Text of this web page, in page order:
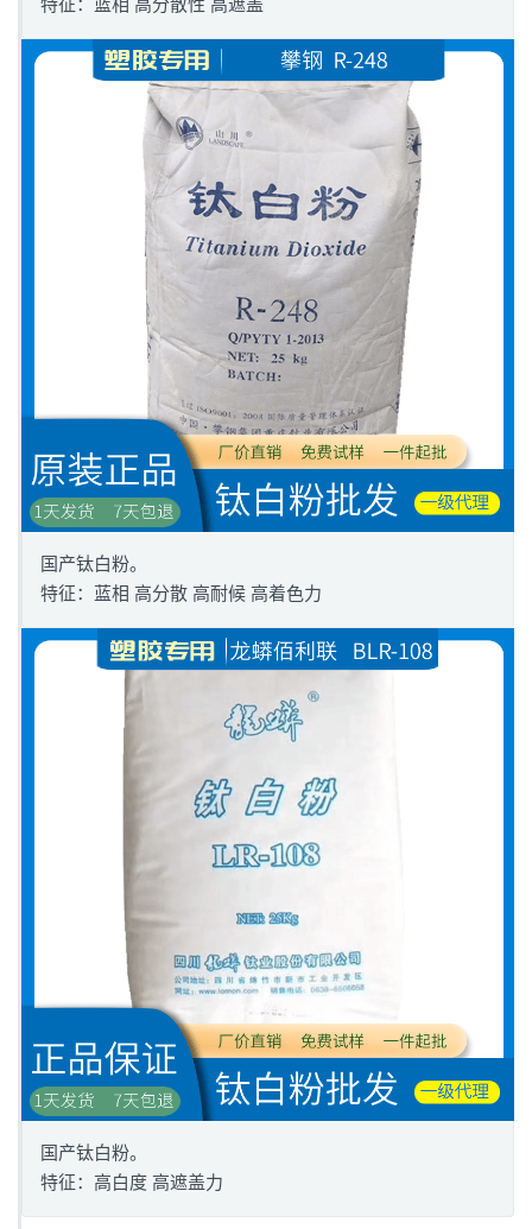
特征：蓝相 高分散性 高遮盖
国产钛白粉。
特征：蓝相 高分散 高耐候 高着色力
国产钛白粉。
特征：高白度 高遮盖力